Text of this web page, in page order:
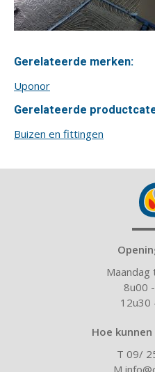
Gerelateerde merken:
Uponor
Gerelateerde
Buizen en fittingen
8u00
12u30
Hoe
T 09/
M